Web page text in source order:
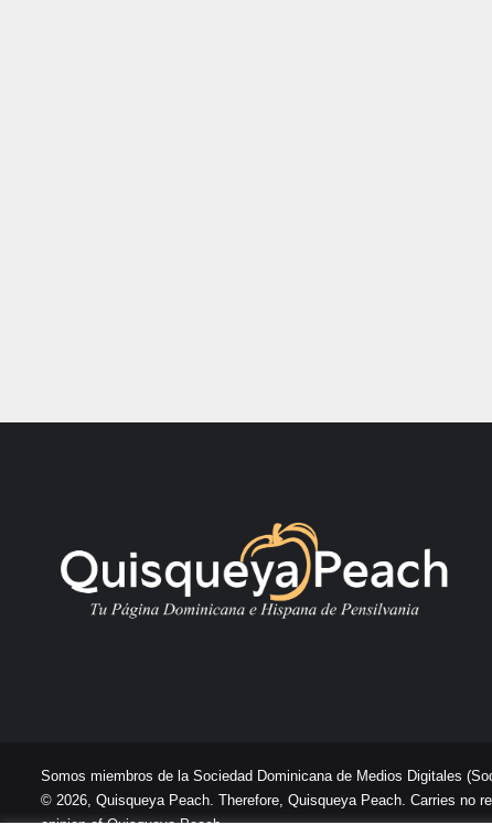
Somos miembros de la Sociedad Dominicana de Medios Digitales
© 2026, Quisqueya Peach. Therefore, Quisqueya Peach. Carries no